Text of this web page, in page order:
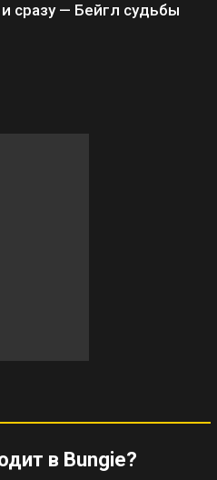
сразу — Бейгл судьбы
в Bungie?